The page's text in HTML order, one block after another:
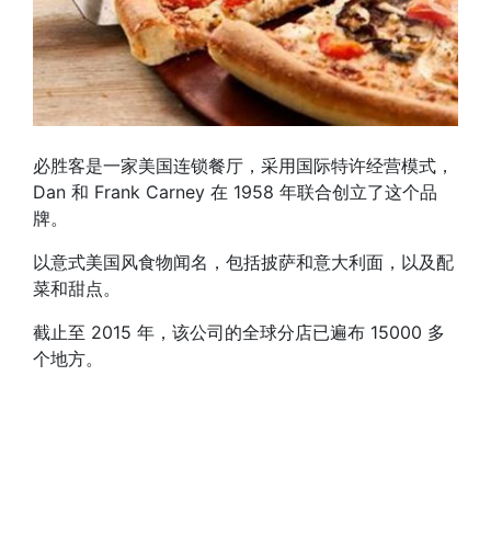
必胜客是一家美国连锁餐厅，采用国际特许经营模式，
Dan 和 Frank Carney 在 1958 年联合创立了这个品
牌。
以意式美国风食物闻名，包括披萨和意大利面，以及配
菜和甜点。
截止至 2015 年，该公司的全球分店已遍布 15000 多
个地方。